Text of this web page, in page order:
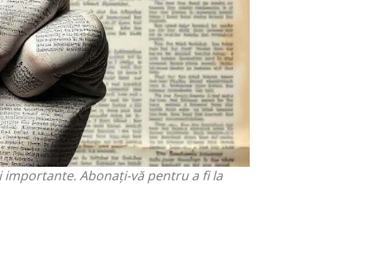
Descoperiți interviuri exclusive cu
mondene. Află detalii
tendințele din modă și lifestyle.
Abonați-vă pentru a fi la